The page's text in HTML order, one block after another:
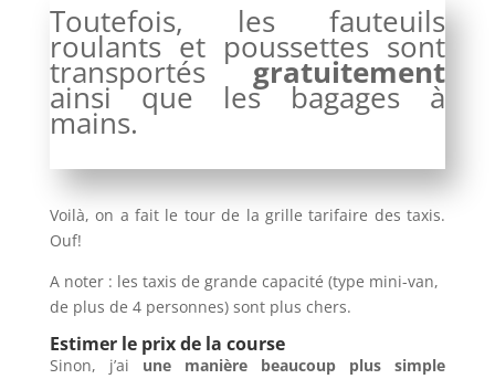
Toutefois, les fauteuils
roulants et poussettes sont
transportés gratuitement
ainsi que les bagages à
mains.
Voilà, on a fait le tour de la grille tarifaire des taxis.
Ouf!
A noter : les taxis de grande capacité (type mini-van,
de plus de 4 personnes) sont plus chers.
Estimer le prix de la course
Sinon, j’ai une manière beaucoup plus simple